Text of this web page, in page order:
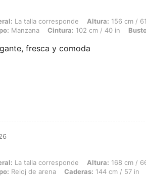
La talla corresponde, Altura: 156 cm / 61 in,
La talla corresponde Altura: 156 cm /
Manzana Cintura: 102 cm / 40 in
fresca y comoda
La talla corresponde, Altura: 168 cm / 66 in,
La talla corresponde Altura: 168 cm /
Reloj de arena Caderas: 144 cm / 57 in